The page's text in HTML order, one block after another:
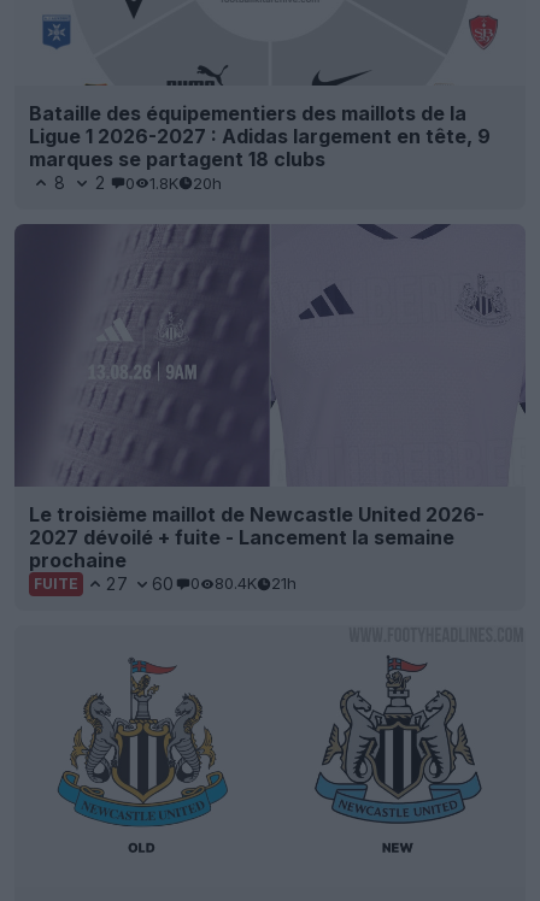
Bataille des équipementiers des maillots de la
Ligue 1 2026-2027 : Adidas largement en tête, 9
marques se partagent 18 clubs
8 2 0 1.8K 20h
Le troisième maillot de Newcastle United 2026-
2027 dévoilé + fuite - Lancement la semaine
prochaine
FUITE 27 60 0 80.4K 21h